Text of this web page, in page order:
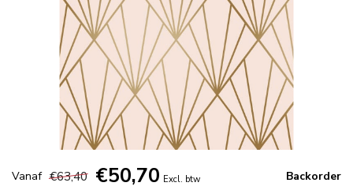
Vanaf €63,40 €50,70 Excl. btw Backorder